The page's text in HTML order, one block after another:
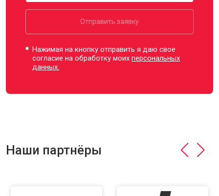
Отправить заявку
Нажимая на кнопку отправить я даю свое
согласие на обработку моихперсональных
данных.
Наши партнёры